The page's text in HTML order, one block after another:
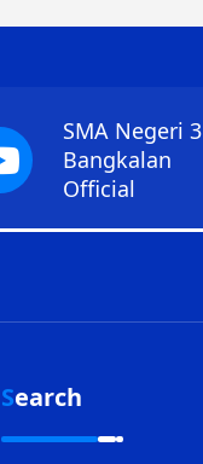
SMA Negeri 3
Bangkalan
Official
Search